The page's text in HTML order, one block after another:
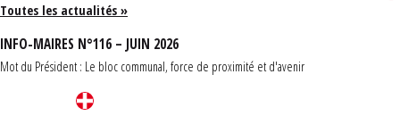
Toutes les actualités »
INFO-MAIRES N°116 – JUIN 2026
Mot du Président : Le bloc communal, force de proximité et d'avenir